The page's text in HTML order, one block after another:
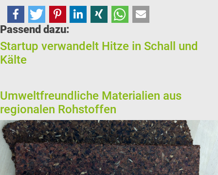
Passend dazu:
Startup verwandelt Hitze in Schall und
Kälte
Umweltfreundliche Materialien aus
regionalen Rohstoffen